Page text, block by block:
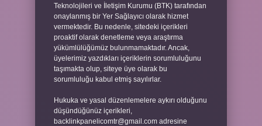
Teknolojileri ve İletişim Kurumu (BTK) tarafından
onaylanmış bir Yer Sağlayıcı olarak hizmet
vermektedir. Bu nedenle, sitedeki içerikleri
proaktif olarak denetleme veya araştırma
yükümlülüğümüz bulunmamaktadır. Ancak,
üyelerimiz yazdıkları içeriklerin sorumluluğunu
taşımakta olup, siteye üye olarak bu
sorumluluğu kabul etmiş sayılırlar.
Hukuka ve yasal düzenlemelere aykırı olduğunu
düşündüğünüz içerikleri,
backlinkpanelicomtr@gmail.com adresine